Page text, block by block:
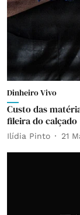
Dinheiro Vivo
Custo das
fileira do calçado
Ilídia Pinto 21